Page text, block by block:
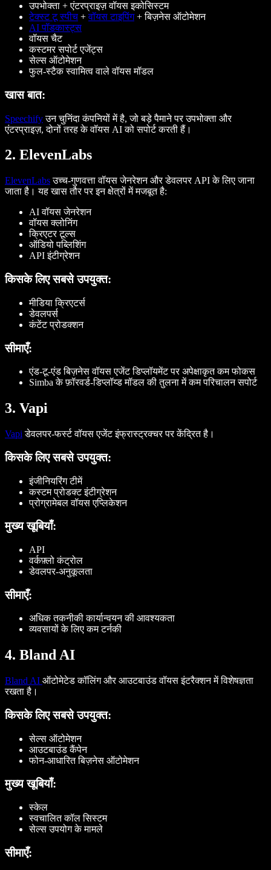
उपभोक्ता + एंटरप्राइज़ वॉयस इकोसिस्टम
टेक्स्ट टू स्पीच +वॉयस टाइपिंग+ बिज़नेस ऑटोमेशन
AI पॉडकास्ट्स
वॉयस चैट
कस्टमर सपोर्ट एजेंट्स
सेल्स ऑटोमेशन
फुल-स्टैक स्वामित्व वाले वॉयस मॉडल
खास बात:
Speechifyउन चुनिंदा कंपनियों में है, जो बड़े पैमाने पर उपभोक्ता और
एंटरप्राइज़, दोनों तरह के वॉयस AI को सपोर्ट करती हैं।
2. ElevenLabs
ElevenLabsउच्च-गुणवत्ता वॉयस जेनरेशन और डेवलपर API के लिए जाना
जाता है। यह खास तौर पर इन क्षेत्रों में मजबूत है:
AI वॉयस जेनरेशन
वॉयस क्लोनिंग
क्रिएटर टूल्स
ऑडियो पब्लिशिंग
API इंटीग्रेशन
किसके लिए सबसे उपयुक्त:
मीडिया क्रिएटर्स
डेवलपर्स
कंटेंट प्रोडक्शन
सीमाएँ:
एंड-टू-एंड बिज़नेस वॉयस एजेंट डिप्लॉयमेंट पर अपेक्षाकृत कम फोकस
Simba के फ़ॉरवर्ड-डिप्लॉय्ड मॉडल की तुलना में कम परिचालन सपोर्ट
3. Vapi
Vapi डेवलपर-फर्स्ट वॉयस एजेंट इंफ्रास्ट्रक्चर पर केंद्रित है।
किसके लिए सबसे उपयुक्त:
इंजीनियरिंग टीमें
कस्टम प्रोडक्ट इंटीग्रेशन
प्रोग्रामेबल वॉयस एप्लिकेशन
मुख्य खूबियाँ:
API
वर्कफ़्लो कंट्रोल
डेवलपर-अनुकूलता
सीमाएँ:
अधिक तकनीकी कार्यान्वयन की आवश्यकता
व्यवसायों के लिए कम टर्नकी
4. Bland AI
Bland AI ऑटोमेटेड कॉलिंग और आउटबाउंड वॉयस इंटरैक्शन में विशेषज्ञता
रखता है।
किसके लिए सबसे उपयुक्त:
सेल्स ऑटोमेशन
आउटबाउंड कैंपेन
फोन-आधारित बिज़नेस ऑटोमेशन
मुख्य खूबियाँ:
स्केल
स्वचालित कॉल सिस्टम
सेल्स उपयोग के मामले
सीमाएँ: